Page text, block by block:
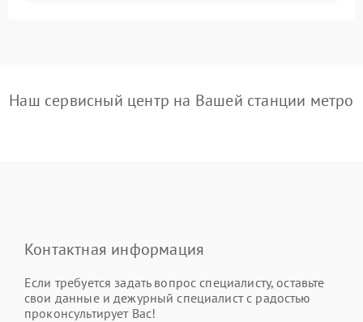
Наш сервисный центр на Вашей станции метро
Контактная информация
Если требуется задать вопрос специалисту, оставьте
свои данные и дежурный специалист с радостью
проконсультирует Вас!